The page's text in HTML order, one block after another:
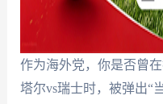
作为海外党，你是否曾
塔尔vs瑞士时，被弹出“